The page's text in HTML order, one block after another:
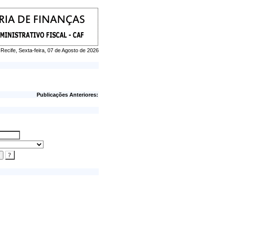
Recife, Sexta-feira, 07 de Agosto de 2026
Publicações Anteriores: